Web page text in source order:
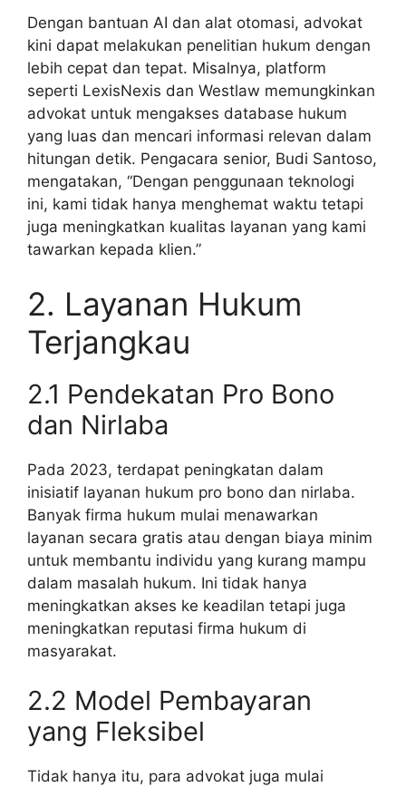
Dengan bantuan AI dan alat otomasi, advokat
kini dapat melakukan penelitian hukum dengan
lebih cepat dan tepat. Misalnya, platform
seperti LexisNexis dan Westlaw memungkinkan
advokat untuk mengakses database hukum
yang luas dan mencari informasi relevan dalam
hitungan detik. Pengacara senior, Budi Santoso,
mengatakan, “Dengan penggunaan teknologi
ini, kami tidak hanya menghemat waktu tetapi
juga meningkatkan kualitas layanan yang kami
tawarkan kepada klien.”
2. Layanan Hukum
Terjangkau
2.1 Pendekatan Pro Bono
dan Nirlaba
Pada 2023, terdapat peningkatan dalam
inisiatif layanan hukum pro bono dan nirlaba.
Banyak firma hukum mulai menawarkan
layanan secara gratis atau dengan biaya minim
untuk membantu individu yang kurang mampu
dalam masalah hukum. Ini tidak hanya
meningkatkan akses ke keadilan tetapi juga
meningkatkan reputasi firma hukum di
masyarakat.
2.2 Model Pembayaran
yang Fleksibel
Tidak hanya itu, para advokat juga mulai